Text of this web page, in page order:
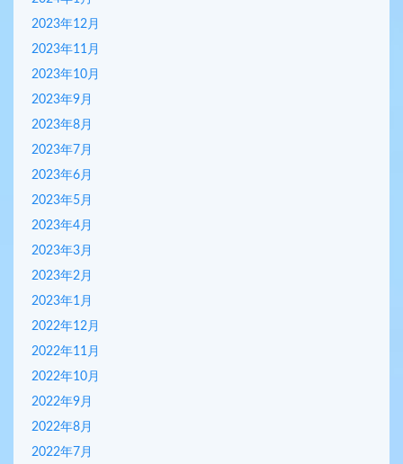
2023年12月
2023年11月
2023年10月
2023年9月
2023年8月
2023年7月
2023年6月
2023年5月
2023年4月
2023年3月
2023年2月
2023年1月
2022年12月
2022年11月
2022年10月
2022年9月
2022年8月
2022年7月